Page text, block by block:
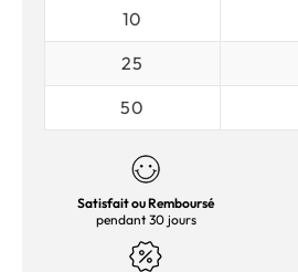
10
25
50
Satisfait ou Remboursé
pendant 30 jours